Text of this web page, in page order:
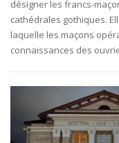
désigner les francs-
cathédrales gothiques.
laquelle les maçons
connaissances des